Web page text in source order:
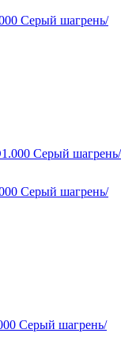
Серый шагрень/
Серый шагрень/